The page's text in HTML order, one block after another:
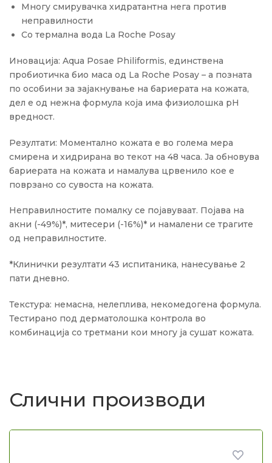
Многу смирувачка хидратантна нега против
неправилности
Со термална вода La Roche Posay
Иновација: Aqua Posae Philiformis, единствена
пробиотичка био маса од La Roche Posay – а позната
по особини за зајакнување на бариерата на кожата,
дел е од нежна формула која има физиолошка pH
вредност.
Резултати: Моментално кожата е во голема мера
смирена и хидрирана во текот на 48 часа. Ја обновува
бариерата на кожата и намалува црвенило кое е
поврзано со сувоста на кожата.
Неправилностите помалку се појавуваат. Појава на
акни (-49%)*, митесери (-16%)* и намалени се трагите
од неправилностите.
*Клинички резултати 43 испитаника, нанесување 2
пати дневно.
Текстура: немасна, нелеплива, некомедогена формула.
Тестирано под дерматолошка контрола во
комбинација со третмани кои многу ја сушат кожата.
Слични производи